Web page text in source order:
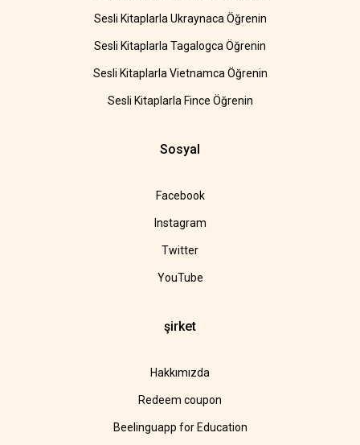
Sesli Kitaplarla Ukraynaca Öğrenin
Sesli Kitaplarla Tagalogca Öğrenin
Sesli Kitaplarla Vietnamca Öğrenin
Sesli Kitaplarla Fince Öğrenin
Sosyal
Facebook
Instagram
Twitter
YouTube
şirket
Hakkımızda
Redeem coupon
Beelinguapp for Education